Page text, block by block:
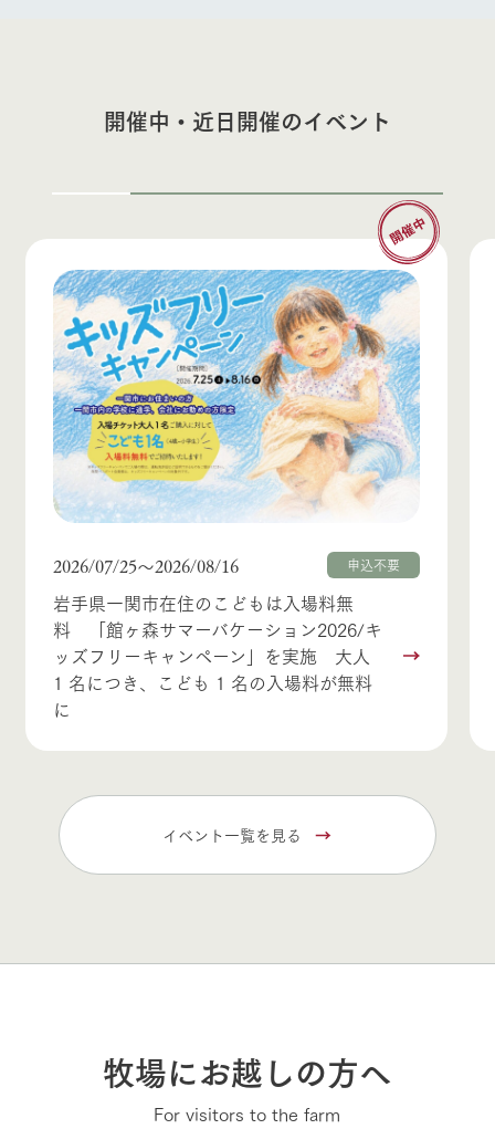
開催中・近日開催のイベント
2026/07/25〜2026/08/16 申込不要
岩手県一関市在住のこどもは入場料無
料 「館ヶ森サマーバケーション2026/キ
ッズフリーキャンペーン」を実施 大人
1 名につき、こども 1 名の入場料が無料
に
イベント一覧を見る
牧場にお越しの方へ
For visitors to the farm